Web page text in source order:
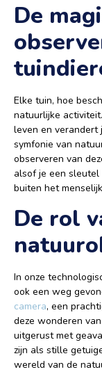
De
Elke tuin, hoe
natuurlijke
leven en verandert
symfonie van
observeren van
alsof je een
buiten het
De rol
In onze
ook een weg
camera, een
deze wonderen
uitgerust met
zijn als stille
wereld van de